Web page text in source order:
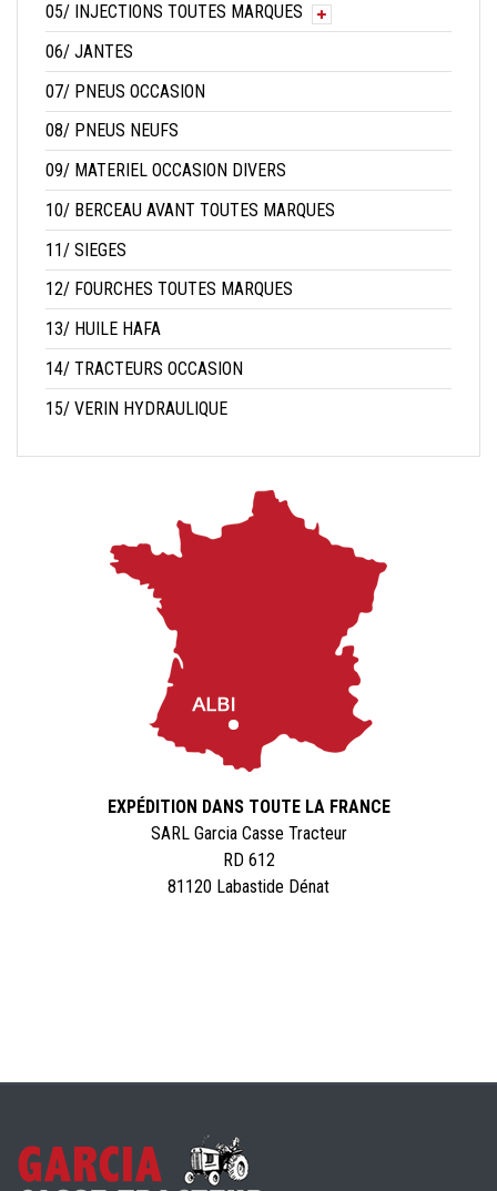
05/ INJECTIONS TOUTES MARQUES
06/ JANTES
07/ PNEUS OCCASION
08/ PNEUS NEUFS
09/ MATERIEL OCCASION DIVERS
10/ BERCEAU AVANT TOUTES MARQUES
11/ SIEGES
12/ FOURCHES TOUTES MARQUES
13/ HUILE HAFA
14/ TRACTEURS OCCASION
15/ VERIN HYDRAULIQUE
EXPÉDITION DANS TOUTE LA FRANCE
SARL Garcia Casse Tracteur
RD 612
81120 Labastide Dénat